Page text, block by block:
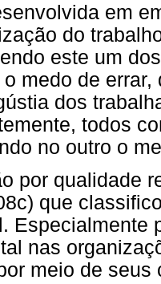
em
do
este um
medo de
dos
todos
no outro o
por qualidade
que
Especialmente
nas
meio de